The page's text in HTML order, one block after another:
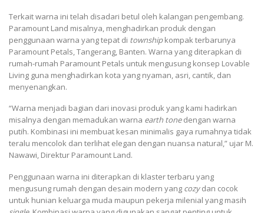
Terkait warna ini telah disadari betul oleh kalangan pengembang.
Paramount Land misalnya, menghadirkan produk dengan
penggunaan warna yang tepat di townshipkompak terbarunya
Paramount Petals, Tangerang, Banten. Warna yang diterapkan di
rumah-rumah Paramount Petals untuk mengusung konsep Lovable
Living guna menghadirkan kota yang nyaman, asri, cantik, dan
menyenangkan.
“Warna menjadi bagian dari inovasi produk yang kami hadirkan
misalnya dengan memadukan warna earth tonedengan warna
putih. Kombinasi ini membuat kesan minimalis gaya rumahnya tidak
teralu mencolok dan terlihat elegan dengan nuansa natural,” ujar M.
Nawawi, Direktur Paramount Land.
Penggunaan warna ini diterapkan di klaster terbaru yang
mengusung rumah dengan desain modern yang cozydan cocok
untuk hunian keluarga muda maupun pekerja milenial yang masih